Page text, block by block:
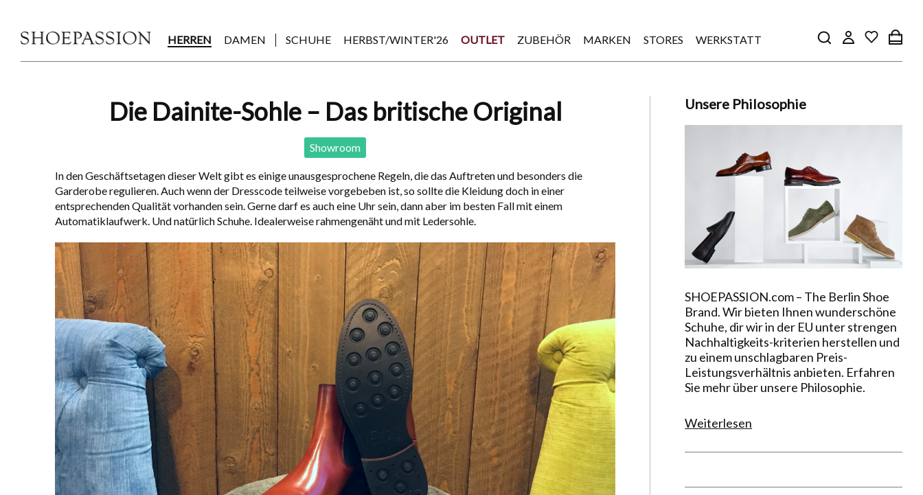
HERREN DAMEN SCHUHE HERBST/WINTER'26 OUTLET ZUBEHÖR MARKEN STORES WERKSTATT
Die Dainite-Sohle – Das britische Original
Showroom
In den Geschäftsetagen dieser Welt gibt es einige unausgesprochene Regeln, die das Auftreten und besonders die
Garderobe regulieren. Auch wenn der Dresscodeteilweise vorgebeben ist, so sollte die Kleidung doch in einer
entsprechenden Qualität vorhanden sein. Gerne darf es auch eine Uhr sein, dann aber im besten Fall mit einem
Automatiklaufwerk. Und natürlich Schuhe. Idealerweise rahmengenäht und mit Ledersohle.
Unsere Philosophie
SHOEPASSION.com – The Berlin Shoe
Brand. Wir bieten Ihnen wunderschöne
Schuhe, dir wir in der EU unter strengen
Nachhaltigkeits-kriterien herstellen und
zu einem unschlagbaren Preis-
Leistungsverhältnis anbieten. Erfahren
Sie mehr über unsere Philosophie.
Weiterlesen